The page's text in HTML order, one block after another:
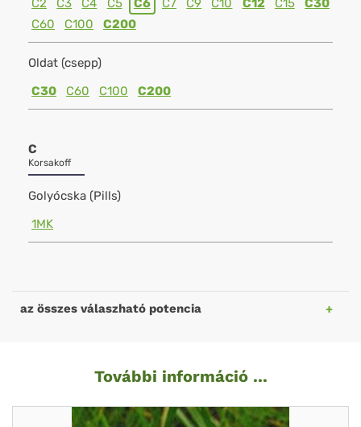
C2 C3 C4 C5 C6 C7 C9 C10 C12 C15
C30
C60
C100 C200
Oldat (csepp)
C30
C60 C100 C200
C
Korsakoff
Golyócska (Pills)
1MK
az összes válaszható potencia
További információ ...